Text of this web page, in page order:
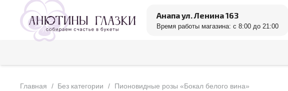
Анапа ул. Ленина 163
Время работы магазина: с 8:00 до 21:00
Главная / Без категории / Пионовидные розы «Бокал белого вина»